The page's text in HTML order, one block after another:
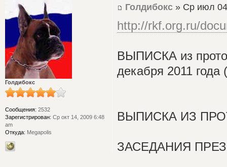
Голдибокс» Ср июл
http://rkf.org.ru/
ВЫПИСКА из
декабря 2011
ВЫПИСКА ИЗ
ЗАСЕДАНИЯ
Голдибокс
Сообщения: 2532
Зарегистрирован: Ср окт 14, 2009 6:48
am
Откуда: Megapolis